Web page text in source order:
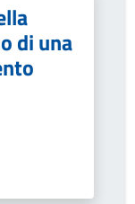
di una